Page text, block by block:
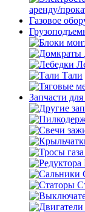
аренду/
Газовое
Тали
Запчасти